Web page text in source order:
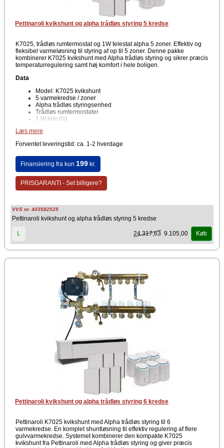
Pettinaroli kvikshunt og alpha trådløs styring 5 kredse
K7025, trådløs rumtermostat og 1W telestat alpha 5 zoner. Effektiv og
fleksibel varmeløsning til styring af op til 5 zoner. Denne pakke
kombinerer K7025 kvikshunt med Alpha trådløs styring og sikrer præcis
temperaturregulering samt høj komfort i hele boligen.
Data
Model: K7025 kvikshunt
5 varmekredse / zoner
Alpha trådløs styringsenhed
Trådløs rumtermostater
1 W telestat
Velegnet til gulvvarme og lavtemperaturanlæg. Nem at integrere i
Individuel temperaturstyring i 5 zoner
Trådløs regulering for fleksibel placering
Stabil og præcis regulering af hver kreds
Hurtig og enkel installation
K7025 kvikshunt regulerer fremløbstemperaturen og sikrer korrekt
varme til gulvvarme eller lavtemperaturkredse. Med Alpha trådløs
trådløse rumtermostater. De tilhørende 1W telestater regulerer
automatisk vandgennemstrømningen i de enkelte kredse efter behov.
behovsstyret varmestyring.
Pettinaroli
Læs mere
Forventet leveringstid: ca. 1-2 hverdage
Finansiering fra kun 199kr.
PRISGARANTI - Set billigere?
VVS nr. 403582525
Pettinaroli kvikshunt og alpha trådløs styring 5 kredse
L 24.317,63 9.105,00 Køb
Pettinaroli kvikshunt og alpha trådløs styring 6 kredse
Pettinaroli K7025 kvikshunt med Alpha trådløs styring til 6
varmekredse. En komplet shuntløsning til effektiv regulering af flere
gulvvarmekredse. Systemet kombinerer den kompakte K7025
kvikshunt fra Pettinaroli med Alpha trådløs styring og giver præcis